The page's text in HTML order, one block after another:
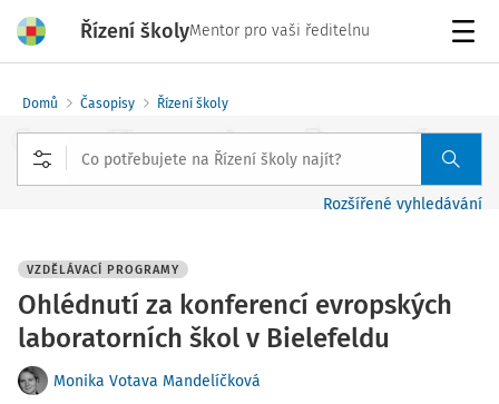
Řízení školyMentor pro vaši ředitelnu
Domů Časopisy Řízení školy
Rozšířené vyhledávání
VZDĚLÁVACÍ PROGRAMY
Ohlédnutí za konferencí evropských
laboratorních škol v Bielefeldu
Monika Votava Mandelíčková